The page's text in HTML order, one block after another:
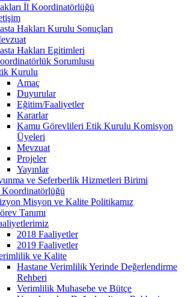
İl Koordinatörlüğü
Hakları Kurulu Sonuçları
Hakları Egitimleri
Sorumlusu
Kurulu
Amaç
Duyurular
Eğitim/Faaliyetler
Kararlar
Kamu Görevlileri Etik Kurulu Komisyon
Üyeleri
Mevzuat
Projeler
Yayınlar
ve Seferberlik Hizmetleri Birimi
Misyon ve Kalite Politikamız
Tanımı
2018 Faaliyetler
2019 Faaliyetler
ve Kalite
Hastane Verimlilik Yerinde Değerlendirme
Rehberi
Verimlilik Muhasebe ve Bütçe